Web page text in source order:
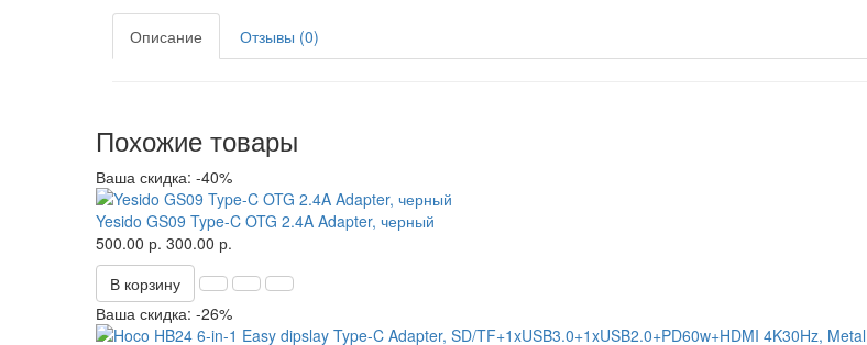
Описание Отзывы (0)
Похожие товары
Ваша скидка: -40%
Yesido GS09 Type-C OTG 2.4A Adapter, черный
500.00 р. 300.00 р.
В корзину
Ваша скидка: -26%